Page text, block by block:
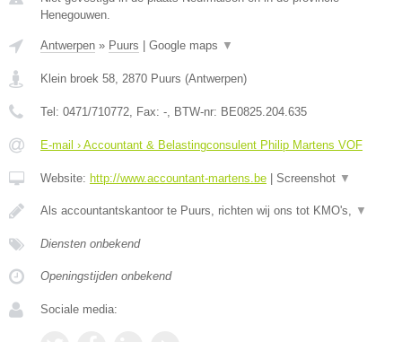
Henegouwen.
Antwerpen » Puurs Google maps ▼
Klein broek 58, 2870 Puurs (Antwerpen)
Tel: 0471/710772, Fax: -, BTW-nr: BE0825.204.635
E-mail › Accountant & Belastingconsulent Philip Martens VOF
Website: http://www.accountant-martens.be Screenshot ▼
Als accountantskantoor te Puurs, richten wij ons tot KMO's, ▼
Diensten onbekend
Openingstijden onbekend
Sociale media: